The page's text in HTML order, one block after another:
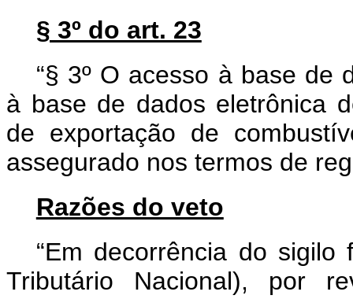
§ 3º do art. 23
“§ 3º O acesso à base de
à base de dados eletrônica
de exportação de
assegurado nos termos de
Razões do veto
“Em decorrência do
Tributário Nacional), por